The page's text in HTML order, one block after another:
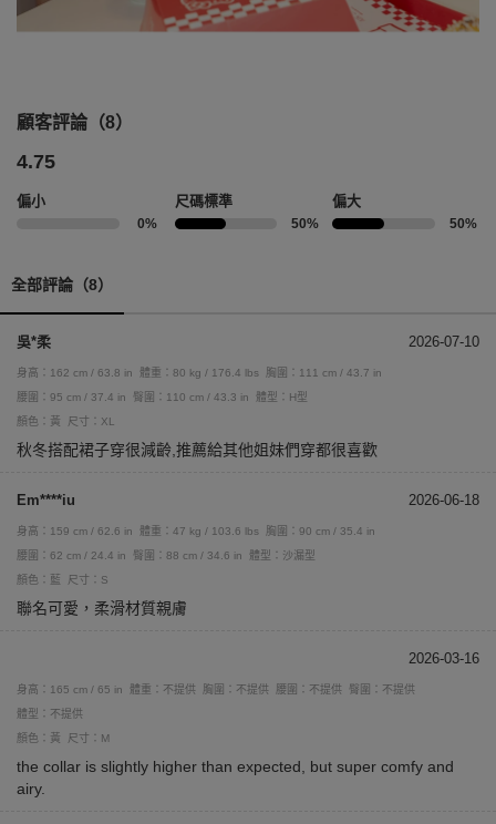
顧客評論（8）
4.75
偏小
0%
尺碼標準
50%
偏大
50%
全部評論（8）
吳*柔 2026-07-10
身高：162 cm / 63.8 in 體重：80 kg / 176.4 lbs
胸圍：111 cm / 43.7 in
腰圍：95 cm / 37.4 in
臀圍：110 cm / 43.3 in
體型：H型
顏色：黃
尺寸：XL
秋冬搭配裙子穿很減齡,推薦給其他姐妹們穿都很喜歡
Em****iu 2026-06-18
身高：159 cm / 62.6 in 體重：47 kg / 103.6 lbs
胸圍：90 cm / 35.4 in
腰圍：62 cm / 24.4 in
臀圍：88 cm / 34.6 in
體型：沙漏型
顏色：藍
尺寸：S
聯名可愛，柔滑材質親膚
2026-03-16
身高：165 cm / 65 in 體重：不提供 胸圍：不提供 腰圍：不提供
臀圍：不提供
體型：不提供
顏色：黃
尺寸：M
the collar is slightly higher than expected, but super comfy and
airy.